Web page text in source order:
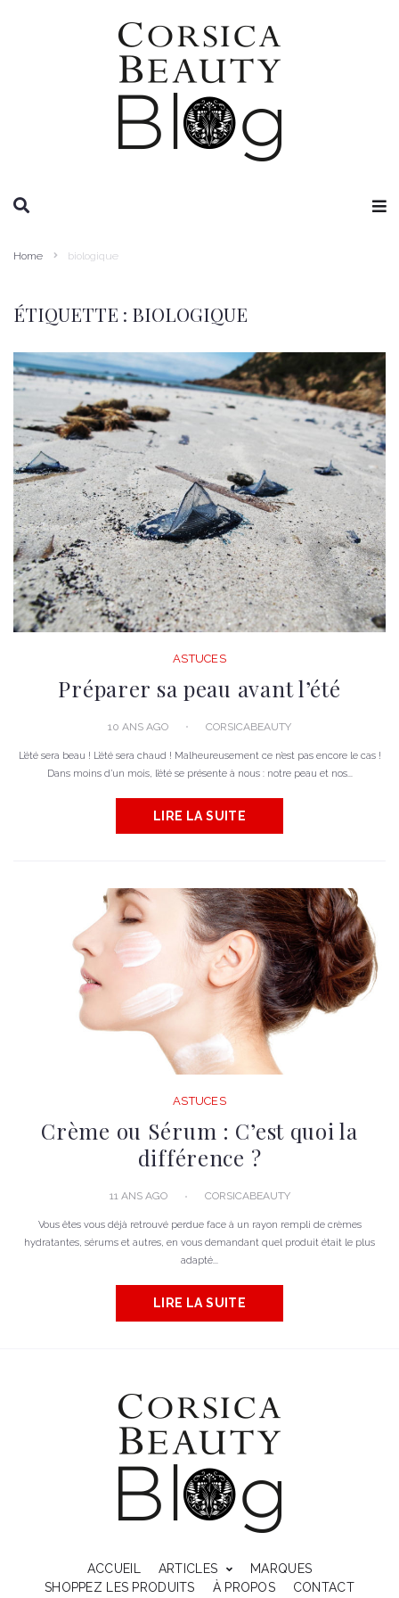
Home biologique
ÉTIQUETTE : BIOLOGIQUE
ASTUCES
Préparer sa peau avant l’été
10 ANS AGO CORSICABEAUTY
L’été sera beau ! L’été sera chaud ! Malheureusement ce n’est pas encore le cas !
Dans moins d’un mois, l’été se présente à nous : notre peau et nos...
LIRE LA SUITE
ASTUCES
Crème ou Sérum : C’est quoi la
différence ?
11 ANS AGO CORSICABEAUTY
Vous êtes vous déjà retrouvé perdue face à un rayon rempli de crèmes
hydratantes, sérums et autres, en vous demandant quel produit était le plus
adapté...
LIRE LA SUITE
ACCUEIL ARTICLES
MARQUES
SHOPPEZ LES PRODUITS
À PROPOS CONTACT